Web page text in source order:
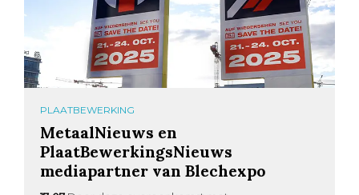
PLAATBEWERKING
MetaalNieuws en
PlaatBewerkingsNieuws
mediapartner van Blechexpo